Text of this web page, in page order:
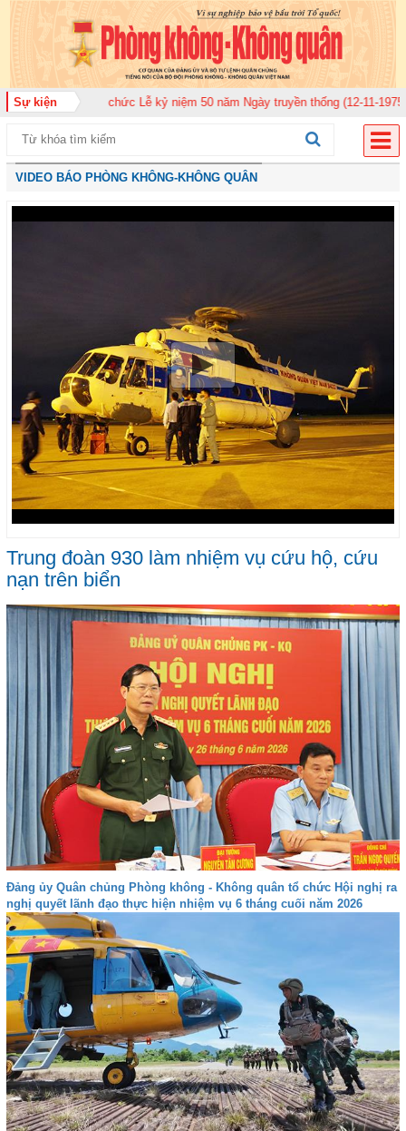
Sự kiện
tổ chức Lễ kỷ niệm 50 năm Ngày truyền thống (12-11-1975/12-11-2025)
VIDEO BÁO PHÒNG KHÔNG-KHÔNG QUÂN
Trung đoàn 930 làm nhiệm vụ cứu hộ, cứu
nạn trên biển
Đảng ủy Quân chủng Phòng không - Không quân tổ chức Hội nghị ra
nghị quyết lãnh đạo thực hiện nhiệm vụ 6 tháng cuối năm 2026